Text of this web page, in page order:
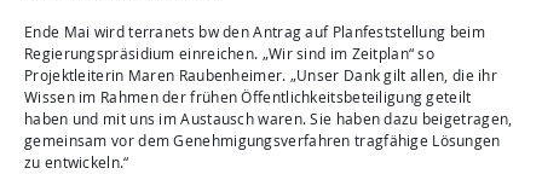
Ende Mai wird terranets bw den Antrag auf Planfeststellung beim
Regierungspräsidium einreichen. „Wir sind im Zeitplan“ so
Projektleiterin Maren Raubenheimer. „Unser Dank gilt allen, die ihr
Wissen im Rahmen der frühen Öffentlichkeitsbeteiligung geteilt
haben und mit uns im Austausch waren. Sie haben dazu beigetragen,
gemeinsam vor dem Genehmigungsverfahren tragfähige Lösungen
zu entwickeln.“